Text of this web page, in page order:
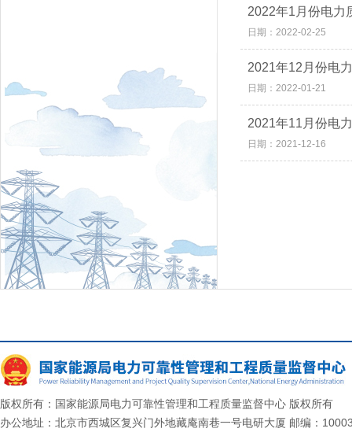
2022年1月份电力
日期：2022-02-25
2021年12月份电
日期：2022-01-21
2021年11月份电
日期：2021-12-16
版权所有：国家能源局电力可靠性管理和工程质量监督中心 版权所有
办公地址：北京市西城区复兴门外地藏庵南巷一号电研大厦 邮编：